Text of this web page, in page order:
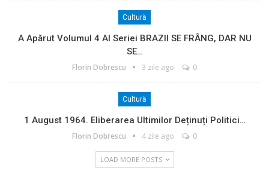
Cultură
A Apărut Volumul 4 Al Seriei BRAZII SE FRÂNG, DAR NU
SE…
Florin Dobrescu 3 zile ago 0
Cultură
1 August 1964. Eliberarea Ultimilor Deținuți Politici…
Florin Dobrescu 4 zile ago 0
LOAD MORE POSTS